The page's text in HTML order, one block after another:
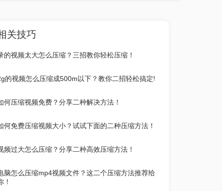
关技巧
的视频太大怎么压缩？三招教你轻松压缩！
的视频怎么压缩成500m以下？教你二招轻松搞定!
何压缩视频免费？分享二种解决方法！
何免费压缩视频大小？试试下面的二种压缩方法！
频过大怎么压缩？分享二种高效压缩方法！
脑怎么压缩mp4视频文件？这二个压缩方法推荐给
！